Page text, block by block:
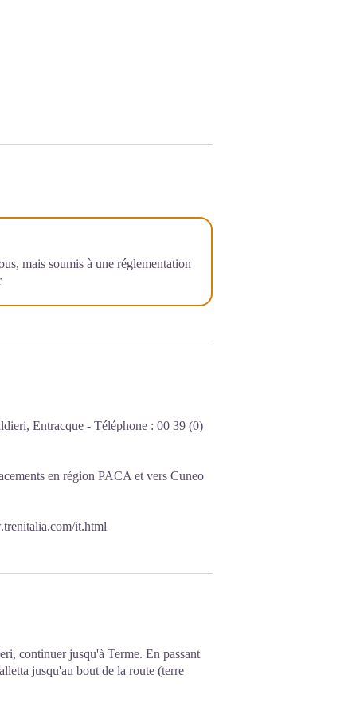
mais soumis à une réglementation
Entracque - Téléphone : 00 39 (0)
en région PACA et vers Cuneo
it.html
continuer jusqu'à Terme. En passant
jusqu'au bout de la route (terre